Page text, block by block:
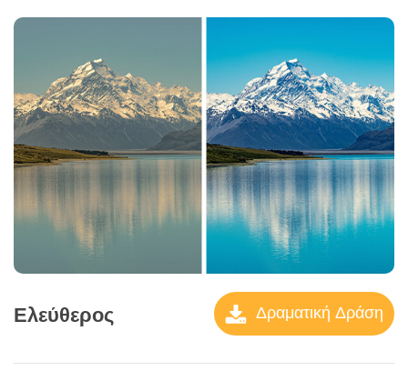
Ελεύθερος Δραματική Δράση